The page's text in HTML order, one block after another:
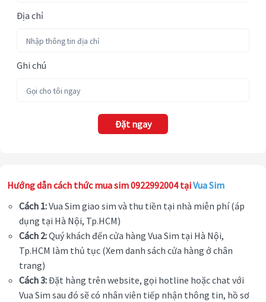
Địa chỉ
Ghi chú
Đặt ngay
Hướng dẫn cách thức mua sim 0922992004 tạiVua Sim
Cách 1:Vua Sim giao sim và thu tiền tại nhà miễn phí (áp
dụng tại Hà Nội, Tp.HCM)
Cách 2:Quý khách đến cửa hàng Vua Sim tại Hà Nội,
Tp.HCM làm thủ tục (Xem danh sách cửa hàng ở chân
trang)
Cách 3:Đặt hàng trên website, gọi hotline hoặc chat với
Vua Sim sau đó sẽ có nhân viên tiếp nhận thông tin, hồ sơ